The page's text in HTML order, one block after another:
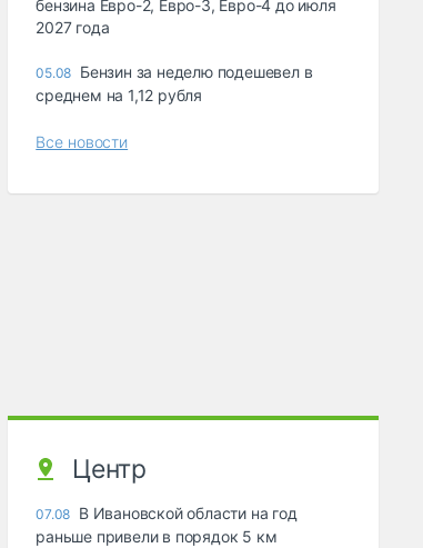
бензина Евро-2, Евро-3, Евро-4 до июля
2027 года
05.08 Бензин за неделю подешевел в
среднем на 1,12 рубля
Все новости
Центр
07.08 В Ивановской области на год
раньше привели в порядок 5 км